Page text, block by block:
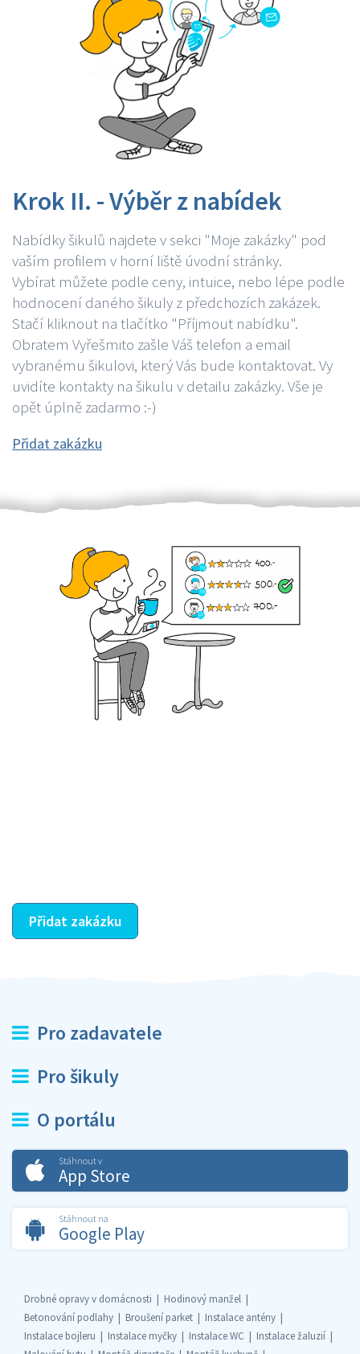
Krok II. - Výběr z nabídek
Nabídky šikulů najdete v sekci "Moje zakázky" pod
vaším profilem v horní liště úvodní stránky.
Vybírat můžete podle ceny, intuice, nebo lépe podle
hodnocení daného šikuly z předchozích zakázek.
Stačí kliknout na tlačítko "Příjmout nabídku".
Obratem Vyřešmito zašle Váš telefon a email
vybranému šikulovi, který Vás bude kontaktovat. Vy
uvidíte kontakty na šikulu v detailu zakázky. Vše je
opět úplně zadarmo :-)
Přidat zakázku
Přidat zakázku
Pro zadavatele
Pro šikuly
O portálu
Stáhnout v
App Store
Stáhnout na
Google Play
Drobné opravy v domácnosti
Hodinový manžel
Betonování podlahy
Broušení parket
Instalace antény
Instalace bojleru
Instalace myčky Instalace WC
Instalace žaluzií